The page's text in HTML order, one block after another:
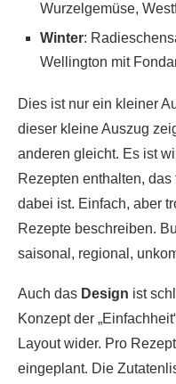
Wurzelgemüse,
Winter:
Wellington mit
Dies ist nur ein kleiner
dieser kleine Auszug
anderen gleicht. Es ist
Rezepten enthalten,
dabei ist. Einfach, aber
Rezepte beschreiben.
saisonal, regional,
Auch das Design ist
Konzept der
Layout wider. Pro
eingeplant. Die